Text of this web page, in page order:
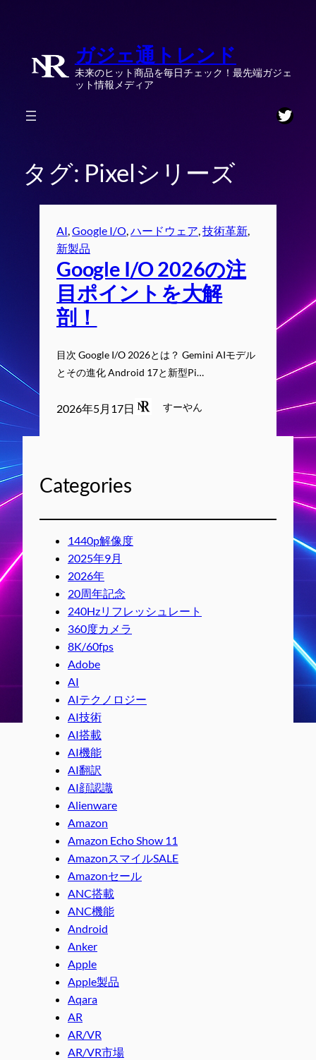
ガジェ通トレンド
未来のヒット商品を毎日チェック！最先端ガジェ
ット情報メディア
タグ: Pixelシリーズ
AI Google I/O ハードウェア 技術革新
新製品
Google I/O 2026の注
目ポイントを大解
剖！
目次 Google I/O 2026とは？ Gemini AIモデル
とその進化 Android 17と新型Pi…
2026年5月17日 すーやん
Categories
1440p解像度
2025年9月
2026年
20周年記念
240Hzリフレッシュレート
360度カメラ
8K/60fps
Adobe
AI
AIテクノロジー
AI技術
AI搭載
AI機能
AI翻訳
AI顔認識
Alienware
Amazon
Amazon Echo Show 11
AmazonスマイルSALE
Amazonセール
ANC搭載
ANC機能
Android
Anker
Apple
Apple製品
Aqara
AR
AR/VR
AR/VR市場